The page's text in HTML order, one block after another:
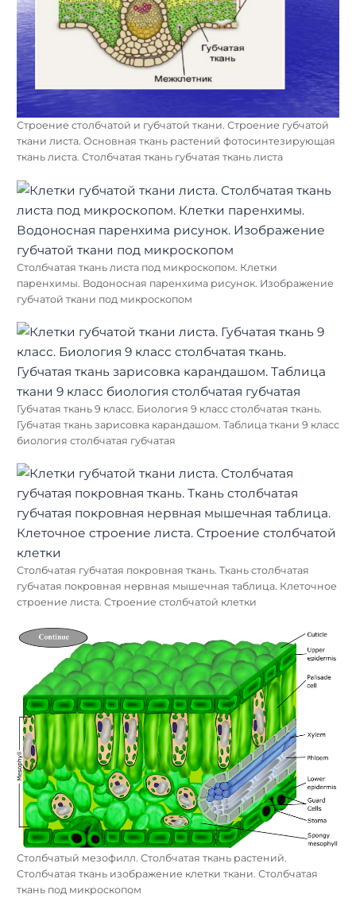
Строение столбчатой и губчатой ткани. Строение губчатой
ткани листа. Основная ткань растений фотосинтезирующая
ткань листа. Столбчатая ткань губчатая ткань листа
Столбчатая ткань листа под микроскопом. Клетки
паренхимы. Водоносная паренхима рисунок. Изображение
губчатой ткани под микроскопом
Губчатая ткань 9 класс. Биология 9 класс столбчатая ткань.
Губчатая ткань зарисовка карандашом. Таблица ткани 9 класс
биология столбчатая губчатая
Столбчатая губчатая покровная ткань. Ткань столбчатая
губчатая покровная нервная мышечная таблица. Клеточное
строение листа. Строение столбчатой клетки
Столбчатый мезофилл. Столбчатая ткань растений.
Столбчатая ткань изображение клетки ткани. Столбчатая
ткань под микроскопом